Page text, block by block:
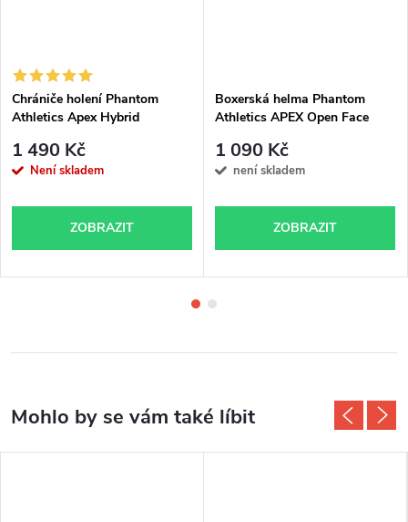
Chrániče holení Phantom
Athletics Apex Hybrid
1 490 Kč
Není skladem
ZOBRAZIT
Boxerská helma Phantom
Athletics APEX Open Face
1 090 Kč
není skladem
ZOBRAZIT